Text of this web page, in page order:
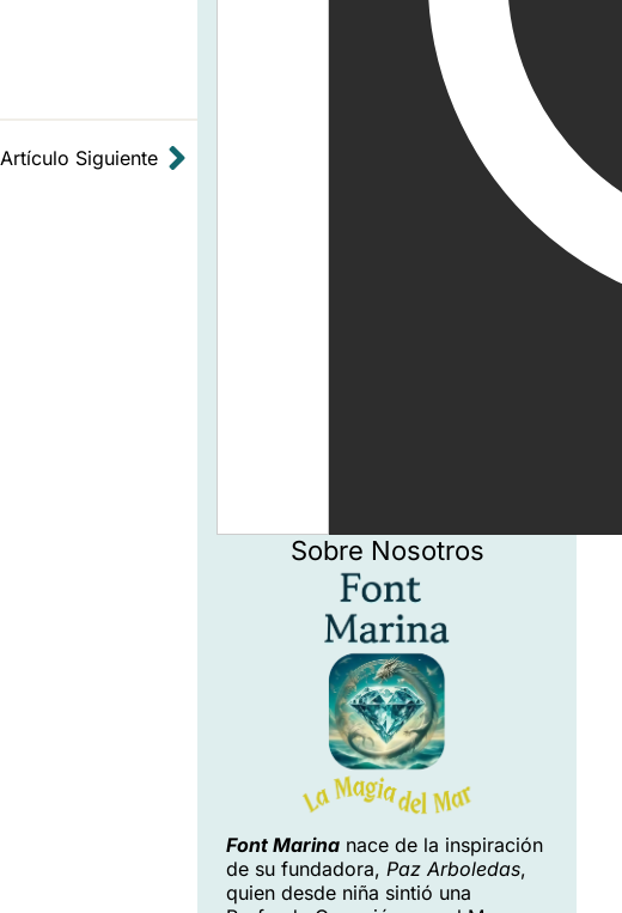
Artículo Siguiente
Sobre Nosotros
Font Marina nace de la inspiración
de su fundadora, Paz Arboledas,
quien desde niña sintió una